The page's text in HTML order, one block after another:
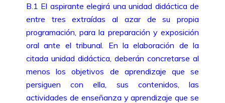
B.1 El aspirante elegirá una unidad didáctica de
entre tres extraídas al azar de su propia
programación, para la preparación y exposición
oral ante el tribunal. En la elaboración de la
citada unidad didáctica, deberán concretarse al
menos los objetivos de aprendizaje que se
persiguen con ella, sus contenidos, las
actividades de enseñanza y aprendizaje que se